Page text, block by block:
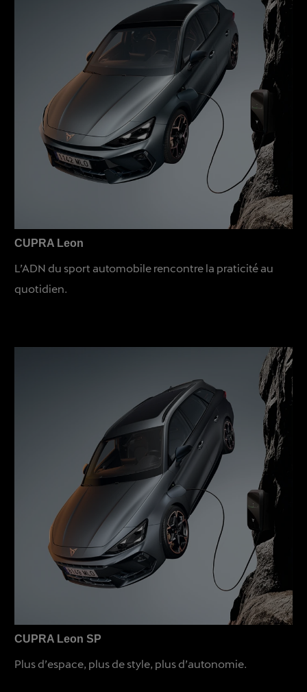
CUPRA Leon
L’ADN du sport automobile rencontre la praticité au
quotidien.
CUPRA Leon SP
Plus d’espace, plus de style, plus d’autonomie.